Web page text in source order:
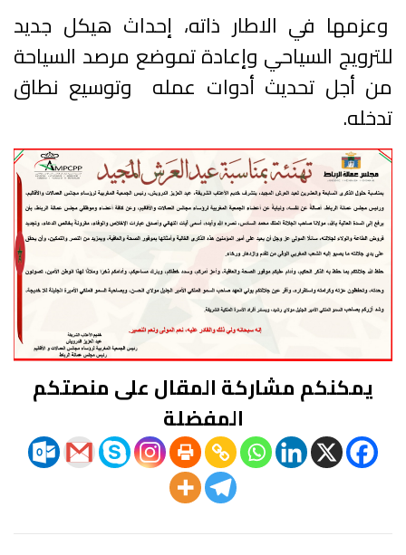
وعزمها في الاطار ذاته، إحداث هيكل جديد
للترويج السياحي وإعادة تموضع مرصد السياحة
من أجل تحديث أدوات عمله وتوسيع نطاق
تدخله.
يمكنكم مشاركة المقال على منصتكم
المفضلة